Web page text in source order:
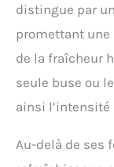
distingue par
promettant
de la fraîcheur
seule buse ou
ainsi
Au-delà de ses